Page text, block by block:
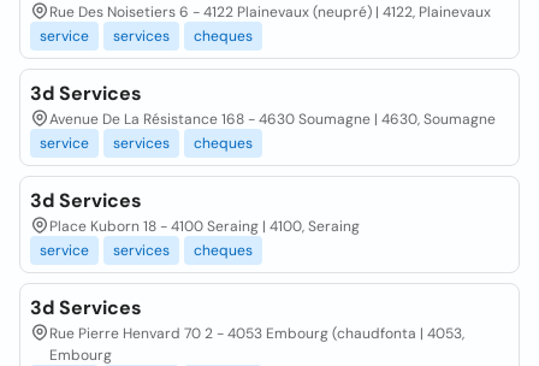
Rue Des Noisetiers 6 - 4122 Plainevaux (neupré) | 4122, Plainevaux
service
services cheques
3d Services
Avenue De La Résistance 168 - 4630 Soumagne | 4630, Soumagne
service
services cheques
3d Services
Place Kuborn 18 - 4100 Seraing | 4100, Seraing
service
services cheques
3d Services
Rue Pierre Henvard 70 2 - 4053 Embourg (chaudfonta | 4053,
Embourg